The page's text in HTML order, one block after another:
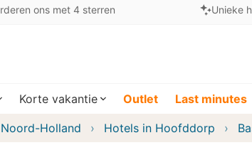
ons met 4 sterren Unieke
Korte vakantie Outlet Last minutes
Holland Hotels in Hoofddorp